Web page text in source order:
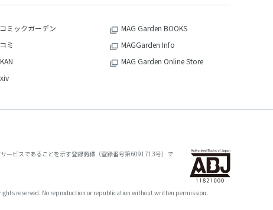
ミックガーデン
ミ
MAG Garden BOOKS
MAGGarden Info
MAG Garden Online Store
ービスであることを示す登録商標（登録番号第6091713号）で
reserved. No reproduction or republication without written permission.